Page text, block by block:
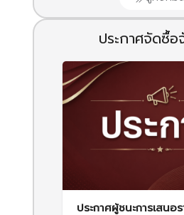
ประกาศจัดซื้
ประกาศผู้ชนะการเสนอ